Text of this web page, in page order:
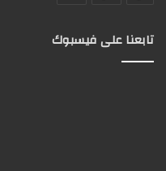
تابعنا على فيسبوك